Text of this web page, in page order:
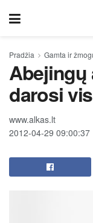
Pradžia Gamta ir
Abejingų
darosi
www.alkas.lt
2012-04-29 09:00:37